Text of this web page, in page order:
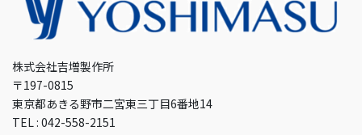
株式会社吉増製作所
〒197-0815
東京都あきる野市二宮東三丁目6番地14
TEL : 042-558-2151